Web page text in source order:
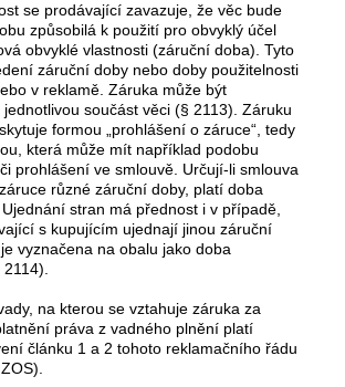
se prodávající zavazuje, že věc bude
způsobilá k použití pro obvyklý účel
obvyklé vlastnosti (záruční doba). Tyto
záruční doby nebo doby použitelnosti
v reklamě. Záruka může být
součást věci (§ 2113). Záruku
formou „prohlášení o záruce“, tedy
která může mít například podobu
prohlášení ve smlouvě. Určují-li smlouva
různé záruční doby, platí doba
stran má přednost i v případě,
s kupujícím ujednají jinou záruční
vyznačena na obalu jako doba
2114).
na kterou se vztahuje záruka za
práva z vadného plnění platí
článku 1 a 2 tohoto reklamačního řádu